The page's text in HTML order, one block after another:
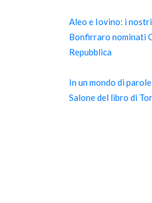
Aleo e Iovino: i
Bonfirraro nominati
Repubblica
In un mondo di
Salone del libro di